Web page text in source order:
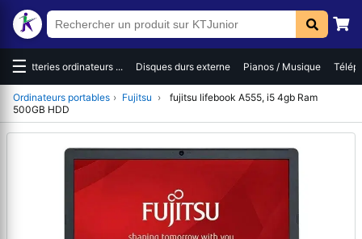
☰Batteries ordinateurs ... Disques durs externe Pianos / Musique
Ordinateurs portables › Fujitsu ›
fujitsu lifebook A555, i5 4gb Ram
500GB HDD